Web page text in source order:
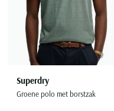
Superdry
Groene polo met borstzak